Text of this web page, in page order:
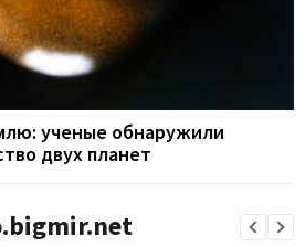
ученые обнаружили
двух планет